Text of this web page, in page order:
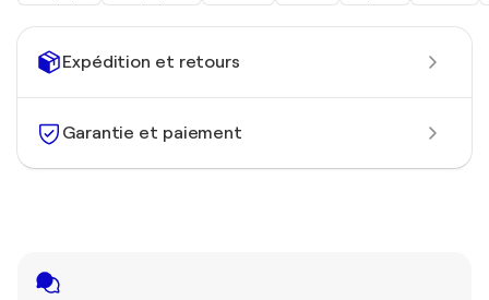
Expédition et retours
Garantie et paiement